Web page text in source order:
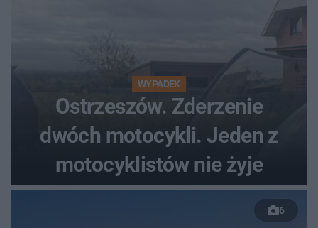
WYPADEK
Ostrzeszów. Zderzenie
dwóch motocykli. Jeden z
motocyklistów nie żyje
6